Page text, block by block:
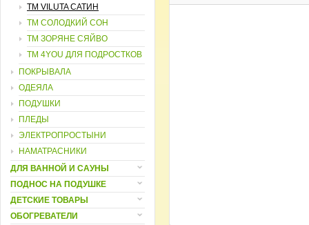
ТМ VILUTA САТИН
TM СОЛОДКИЙ СОН
TM ЗОРЯНЕ СЯЙВО
ТМ 4YOU ДЛЯ ПОДРОСТКОВ
ПОКРЫВАЛА
ОДЕЯЛА
ПОДУШКИ
ПЛЕДЫ
ЭЛЕКТРОПРОСТЫНИ
НАМАТРАСНИКИ
ДЛЯ ВАННОЙ И САУНЫ
ПОДНОС НА ПОДУШКЕ
ДЕТСКИЕ ТОВАРЫ
ОБОГРЕВАТЕЛИ